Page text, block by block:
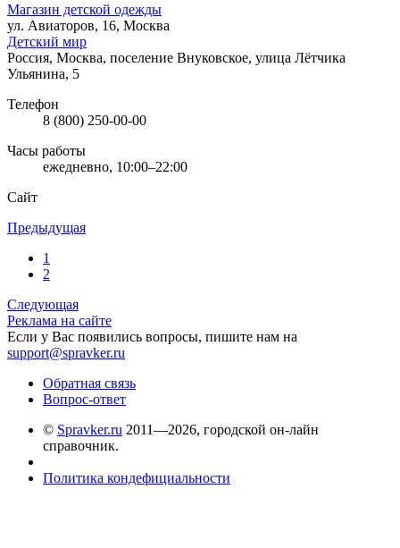
Магазин детской одежды
ул. Авиаторов, 16, Москва
Детский мир
Россия, Москва, поселение Внуковское, улица Лётчика
Ульянина, 5
Телефон
8 (800) 250-00-00
Часы работы
ежедневно, 10:00–22:00
Сайт
Предыдущая
1
2
Следующая
Реклама на сайте
Если у Вас появились вопросы, пишите нам на
support@spravker.ru
Обратная связь
Вопрос-ответ
© Spravker.ru 2011—2026, городской он-лайн
справочник.
Политика кондефициальности